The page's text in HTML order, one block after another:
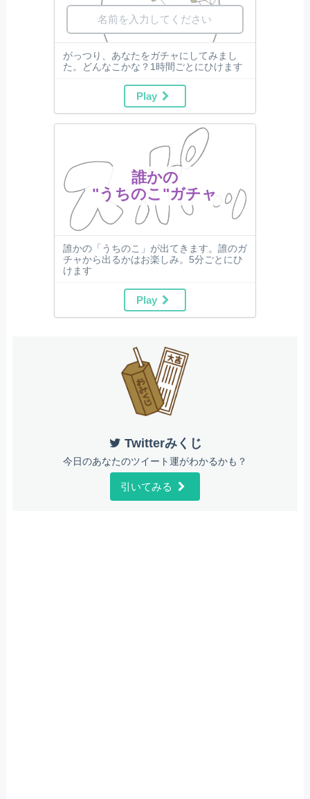
がっつり、あなたをガチャにしてみまし
た。どんなこかな？1時間ごとにひけます
Play
誰かの
"うちのこ"ガチャ
誰かの「うちのこ」が出てきます。誰のガ
チャから出るかはお楽しみ。5分ごとにひ
けます
Play
Twitterみくじ
今日のあなたのツイート運がわかるかも？
引いてみる